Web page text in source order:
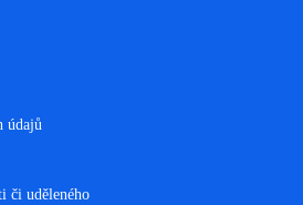
údajů
či uděleného